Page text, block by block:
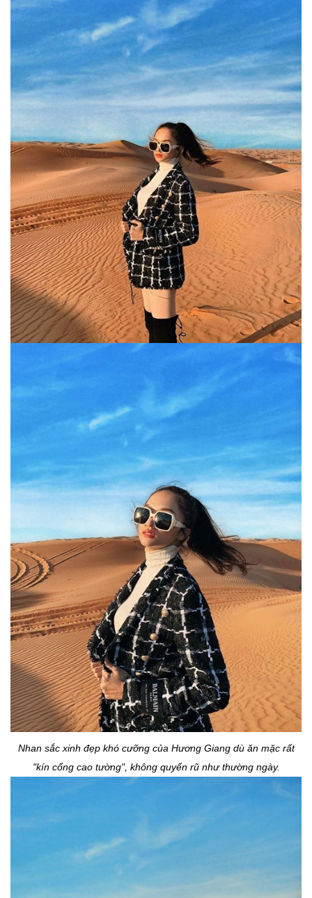
Nhan sắc xinh đẹp khó cưỡng của Hương Giang dù ăn mặc rất
"kín cổng cao tường", không quyến rũ như thường ngày.